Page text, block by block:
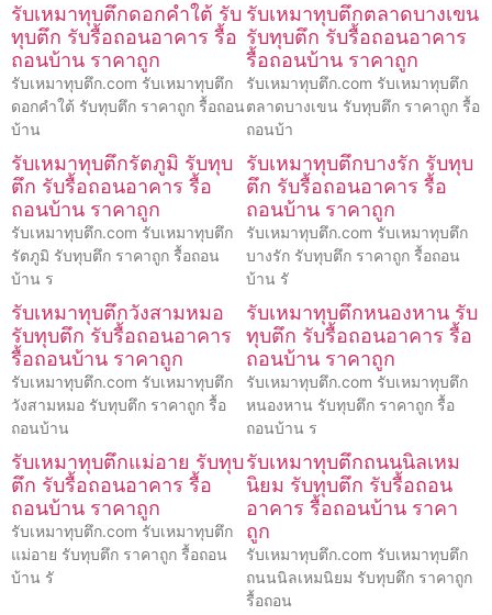
รับเหมาทุบตึกดอกคำใต้ รับ
ทุบตึก รับรื้อถอนอาคาร รื้อ
ถอนบ้าน ราคาถูก
รับเหมาทุบตึก.com รับเหมาทุบตึก
ดอกคำใต้ รับทุบตึก ราคาถูก รื้อถอน
บ้าน
รับเหมาทุบตึกตลาดบางเขน
รับทุบตึก รับรื้อถอนอาคาร
รื้อถอนบ้าน ราคาถูก
รับเหมาทุบตึก.com รับเหมาทุบตึก
ตลาดบางเขน รับทุบตึก ราคาถูก รื้อ
ถอนบ้า
รับเหมาทุบตึกรัตภูมิ รับทุบ
ตึก รับรื้อถอนอาคาร รื้อ
ถอนบ้าน ราคาถูก
รับเหมาทุบตึก.com รับเหมาทุบตึก
รัตภูมิ รับทุบตึก ราคาถูก รื้อถอน
บ้าน ร
รับเหมาทุบตึกบางรัก รับทุบ
ตึก รับรื้อถอนอาคาร รื้อ
ถอนบ้าน ราคาถูก
รับเหมาทุบตึก.com รับเหมาทุบตึก
บางรัก รับทุบตึก ราคาถูก รื้อถอน
บ้าน รั
รับเหมาทุบตึกวังสามหมอ
รับทุบตึก รับรื้อถอนอาคาร
รื้อถอนบ้าน ราคาถูก
รับเหมาทุบตึก.com รับเหมาทุบตึก
วังสามหมอ รับทุบตึก ราคาถูก รื้อ
ถอนบ้าน
รับเหมาทุบตึกหนองหาน รับ
ทุบตึก รับรื้อถอนอาคาร รื้อ
ถอนบ้าน ราคาถูก
รับเหมาทุบตึก.com รับเหมาทุบตึก
หนองหาน รับทุบตึก ราคาถูก รื้อ
ถอนบ้าน ร
รับเหมาทุบตึกแม่อาย รับทุบ
ตึก รับรื้อถอนอาคาร รื้อ
ถอนบ้าน ราคาถูก
รับเหมาทุบตึก.com รับเหมาทุบตึก
แม่อาย รับทุบตึก ราคาถูก รื้อถอน
บ้าน รั
รับเหมาทุบตึกถนนนิลเหม
นิยม รับทุบตึก รับรื้อถอน
อาคาร รื้อถอนบ้าน ราคา
ถูก
รับเหมาทุบตึก.com รับเหมาทุบตึก
ถนนนิลเหมนิยม รับทุบตึก ราคาถูก
รื้อถอน